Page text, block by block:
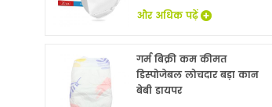
और अधिक पढ़ें
गर्म बिक्री कम कीमत
डिस्पोजेबल लोचदार बड़ा कान
बेबी डायपर